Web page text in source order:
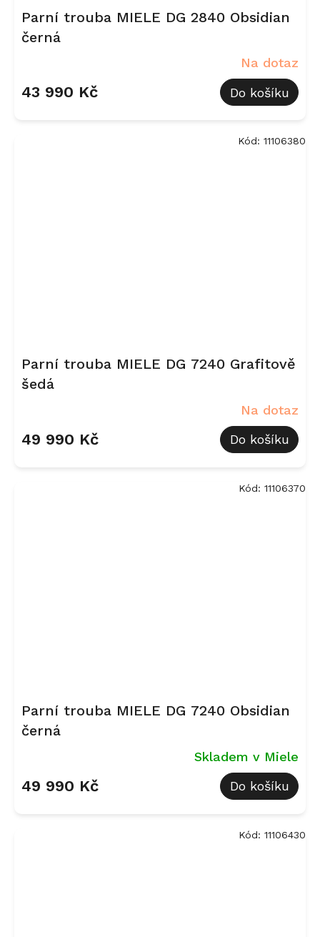
Parní trouba MIELE DG 2840 Obsidian
černá
Na dotaz
43 990 Kč Do košíku
Parní trouba MIELE DG 7240 Grafitově
šedá
Na dotaz
49 990 Kč Do košíku
Kód: 11106380
Parní trouba MIELE DG 7240 Obsidian
černá
Skladem v Miele
49 990 Kč Do košíku
Kód: 11106370
Kód: 11106430